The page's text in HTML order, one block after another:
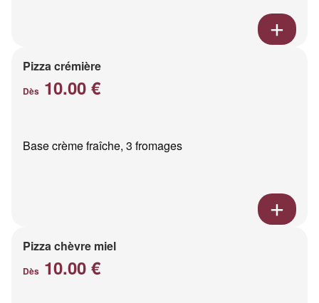
Pizza crémière
Dès 10.00 €
Base crème fraîche, 3 fromages
Pizza chèvre miel
Dès 10.00 €